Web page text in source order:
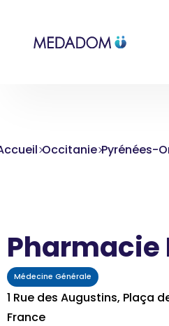
Occitanie Pyrénées-
Pharmacie
Médecine Générale
1 Rue des Augustins, Plaça
France